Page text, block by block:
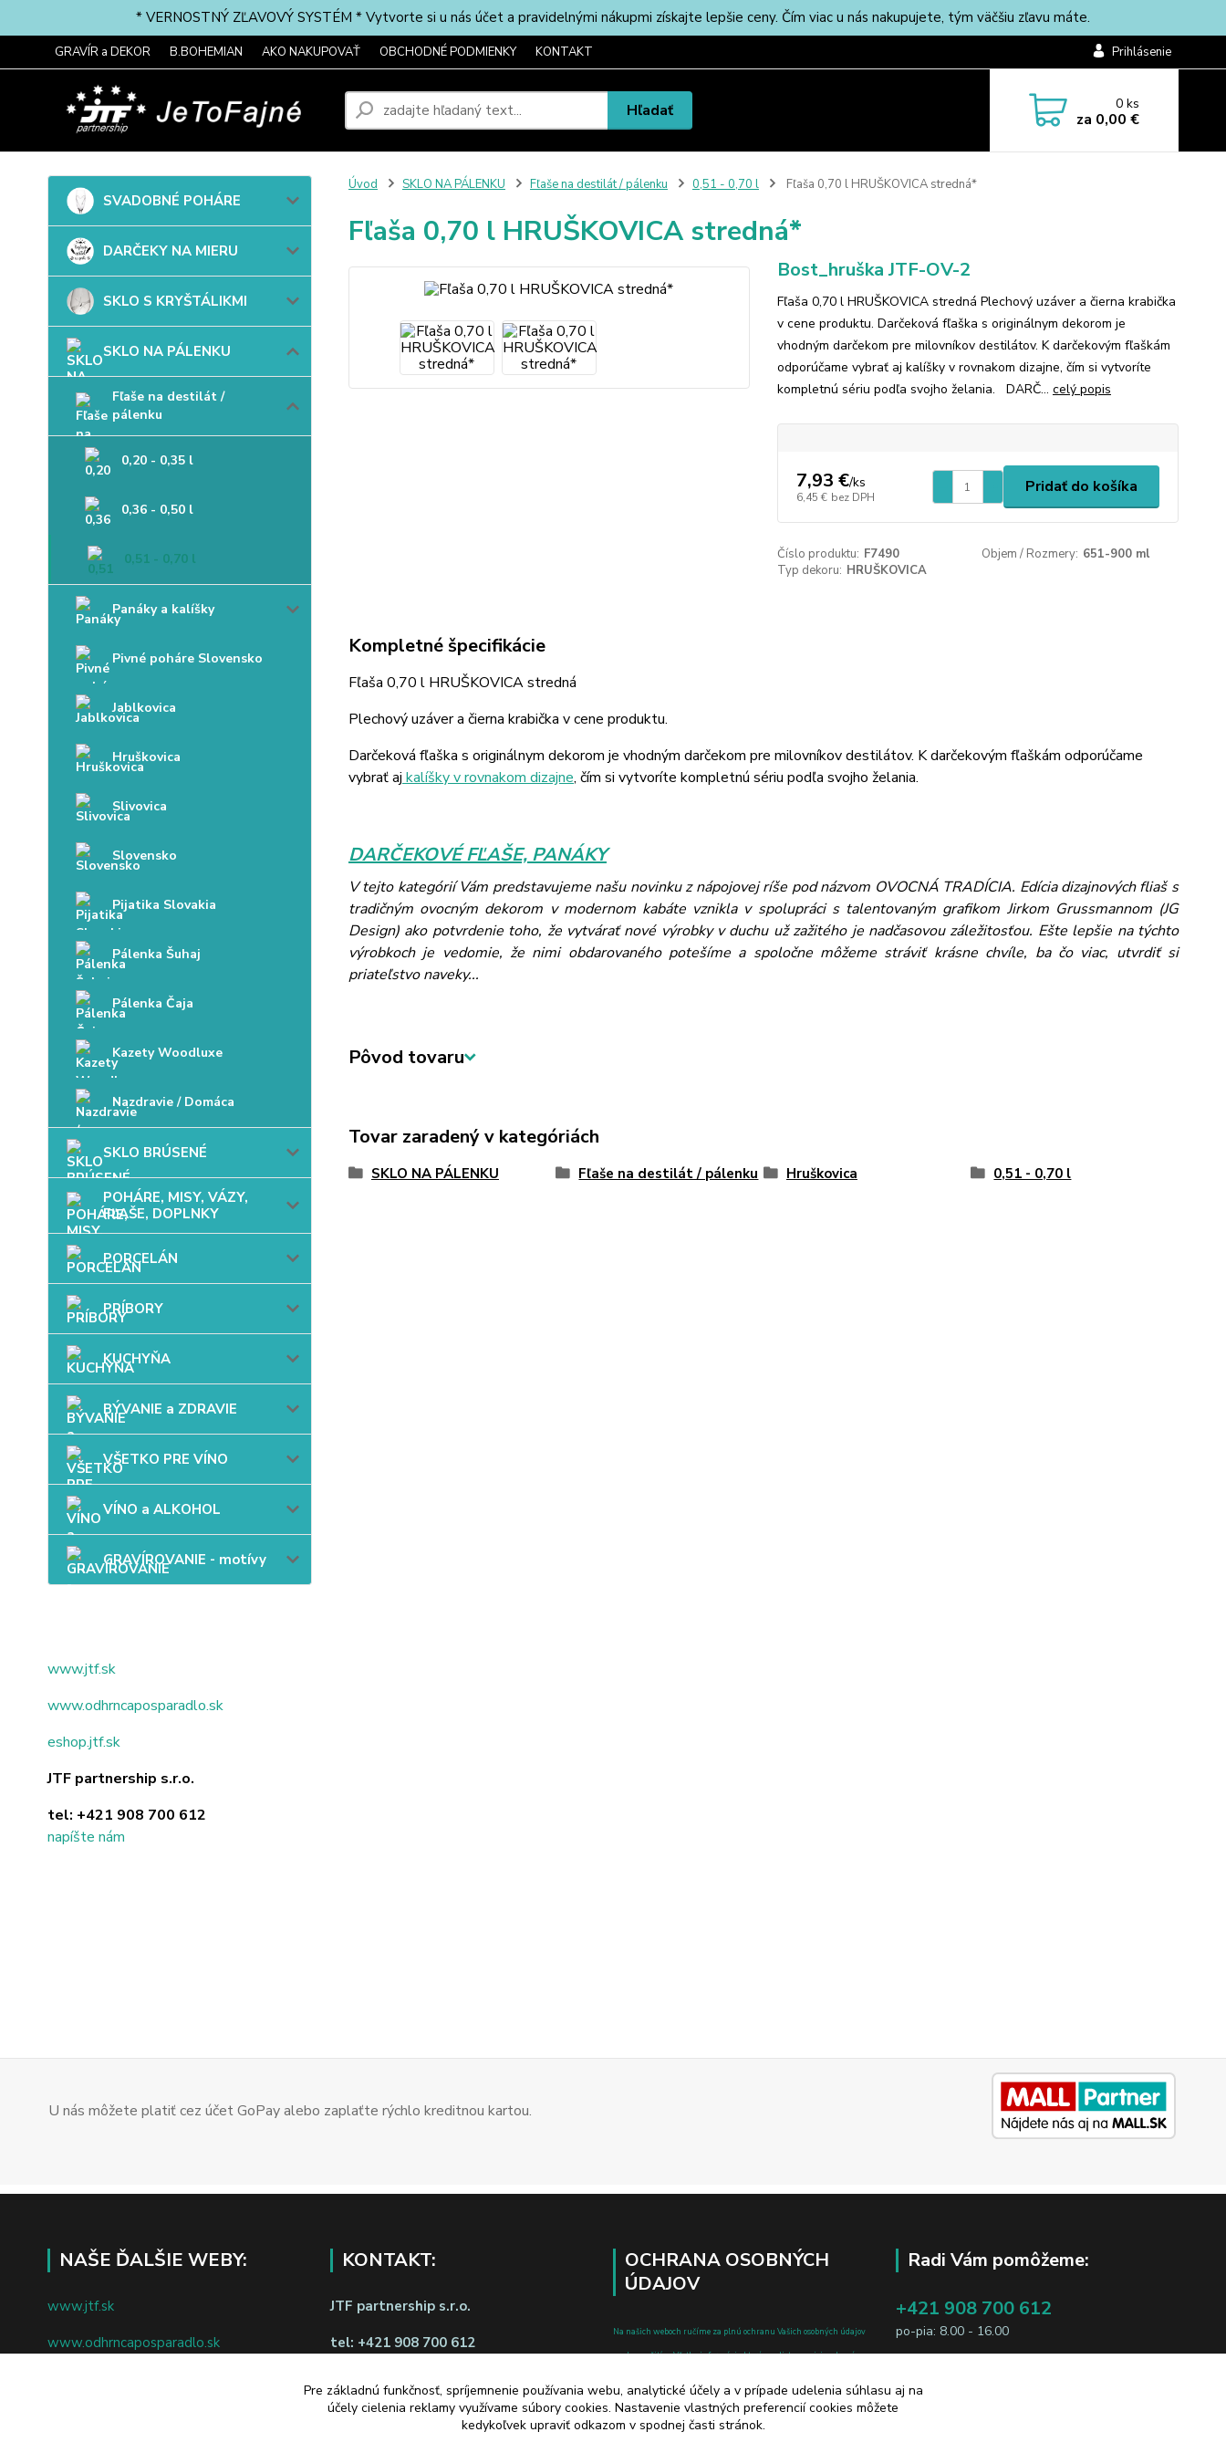
* VERNOSTNÝ ZĽAVOVÝ SYSTÉM * Vytvorte si u nás účet a pravidelnými nákupmi získajte lepšie ceny. Čím viac u nás nakupujete, tým väčšiu zľavu máte.
GRAVÍR a DEKOR B.BOHEMIAN AKO NAKUPOVAŤ OBCHODNÉ PODMIENKY KONTAKT Prihlásenie
Hľadať 0ks
za 0,00 €
SVADOBNÉ POHÁRE
DARČEKY NA MIERU
SKLO S KRYŠTÁLIKMI
SKLO NA PÁLENKU
Fľaše na destilát /
pálenku
0,20 - 0,35 l
0,36 - 0,50 l
0,51 - 0,70 l
Panáky a kalíšky
Pivné poháre Slovensko
Jablkovica
Hruškovica
Slivovica
Slovensko
Pijatika Slovakia
Pálenka Šuhaj
Pálenka Čaja
Kazety Woodluxe
Nazdravie / Domáca
SKLO BRÚSENÉ
POHÁRE, MISY, VÁZY,
FĽAŠE, DOPLNKY
PORCELÁN
PRÍBORY
KUCHYŇA
BÝVANIE a ZDRAVIE
VŠETKO PRE VÍNO
VÍNO a ALKOHOL
GRAVÍROVANIE - motívy
www.jtf.sk
www.odhrncaposparadlo.sk
eshop.jtf.sk
JTF partnership s.r.o.
tel: +421 908 700 612
napíšte nám
Úvod SKLO NA PÁLENKU Fľaše na destilát / pálenku 0,51 - 0,70 l Fľaša 0,70 l HRUŠKOVICA stredná*
Fľaša 0,70 l HRUŠKOVICA stredná*
Bost_hruška JTF-OV-2
Fľaša 0,70 l HRUŠKOVICA stredná Plechový uzáver a čierna krabička
v cene produktu. Darčeková fľaška s originálnym dekorom je
vhodným darčekom pre milovníkov destilátov. K darčekovým fľaškám
odporúčame vybrať aj kalíšky v rovnakom dizajne, čím si vytvoríte
kompletnú sériu podľa svojho želania. DARČ... celý popis
7,93 €/ks
6,45 € bez DPH
Pridať do košíka
Číslo produktu: F7490 Objem / Rozmery: 651-900 ml
Typ dekoru: HRUŠKOVICA
Kompletné špecifikácie
Fľaša 0,70 l HRUŠKOVICA stredná
Plechový uzáver a čierna krabička v cene produktu.
Darčeková fľaška s originálnym dekorom je vhodným darčekom pre milovníkov destilátov. K darčekovým fľaškám odporúčame
vybrať aj kalíšky v rovnakom dizajne, čím si vytvoríte kompletnú sériu podľa svojho želania.
DARČEKOVÉ FĽAŠE, PANÁKY
V tejto kategórií Vám predstavujeme našu novinku z nápojovej ríše pod názvom OVOCNÁ TRADÍCIA. Edícia dizajnových fliaš s
tradičným ovocným dekorom v modernom kabáte vznikla v spolupráci s talentovaným grafikom Jirkom Grussmannom (JG
Design) ako potvrdenie toho, že vytvárať nové výrobky v duchu už zažitého je nadčasovou záležitosťou. Ešte lepšie na týchto
výrobkoch je vedomie, že nimi obdarovaného potešíme a spoločne môžeme stráviť krásne chvíle, ba čo viac, utvrdiť si
priateľstvo naveky...
Pôvod tovaru
Tovar zaradený v kategóriách
SKLO NA PÁLENKU Fľaše na destilát / pálenku Hruškovica 0,51 - 0,70 l
U nás môžete platiť cez účet GoPay alebo zaplaťte rýchlo kreditnou kartou.
NAŠE ĎALŠIE WEBY:
www.jtf.sk
www.odhrncaposparadlo.sk
KONTAKT:
JTF partnership s.r.o.
tel: +421 908 700 612
napíšte nám
Odstúpiť od zmluvy tu
OCHRANA OSOBNÝCH
ÚDAJOV
Na našich weboch ručíme za plnú ochranu Vašich osobných údajov
pred zneužitím. Všetky informácie, ktoré uvediete o svojej osobe, sú
a o zmene a doplnení niektorých zákonov.
Radi Vám pomôžeme:
+421 908 700 612
po-pia: 8.00 - 16.00
Pre základnú funkčnosť, spríjemnenie používania webu, analytické účely a v prípade udelenia súhlasu aj na
účely cielenia reklamy využívame súbory cookies. Nastavenie vlastných preferencií cookies môžete
kedykoľvek upraviť odkazom v spodnej časti stránok.